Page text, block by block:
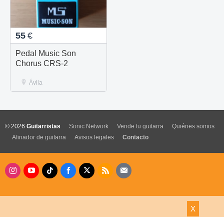
55 €
Pedal Music Son
Chorus CRS-2
Ávila
X
© 2026 Guitarristas Sonic Network Vende tu guitarra
Quiénes somos
Afinador de guitarra
Avisos legales Contacto